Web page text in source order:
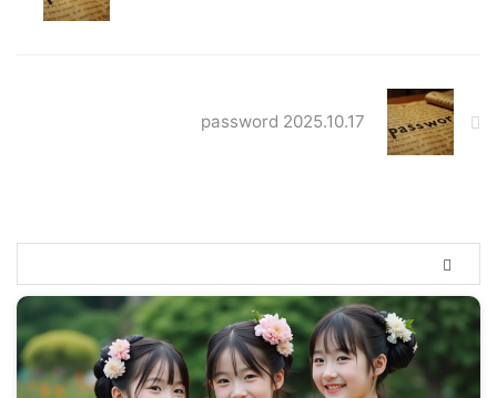
password 2025.10.17